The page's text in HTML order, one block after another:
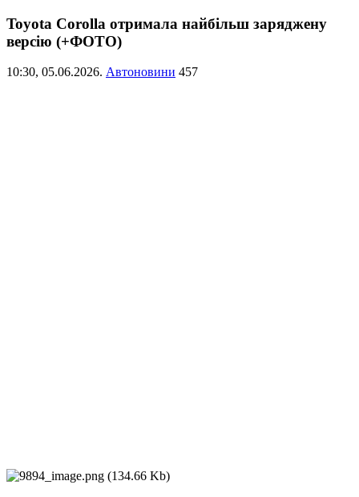
Toyota Corolla отримала найбільш заряджену
версію (+ФОТО)
10:30, 05.06.2026. Автоновини 457